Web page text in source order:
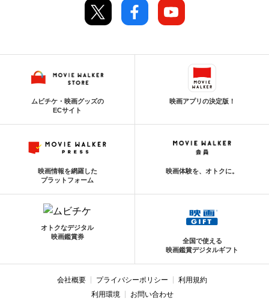
ムビチケ・映画グッズの
ECサイト
映画アプリの決定版！
映画情報を網羅した
プラットフォーム
映画体験を、オトクに。
オトクなデジタル
映画鑑賞券
全国で使える
映画鑑賞デジタルギフト
会社概要 プライバシーポリシー
利用規約
利用環境
お問い合わせ